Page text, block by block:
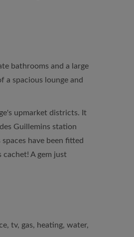
bathrooms and a large
a spacious lounge and
upmarket districts. It
Guillemins station
have been fitted
A gem just
tv, gas, heating, water,